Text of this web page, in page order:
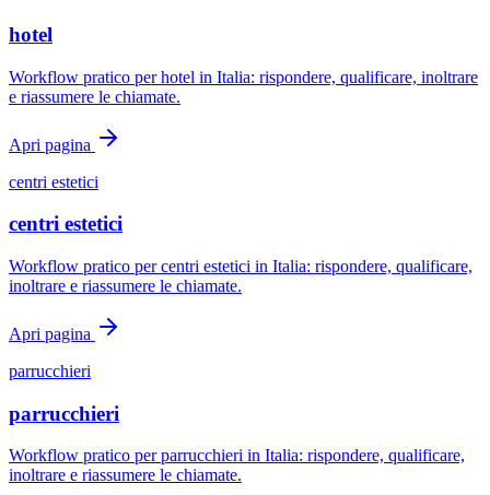
hotel
Workflow pratico per hotel in Italia: rispondere, qualificare, inoltrare
e riassumere le chiamate.
Apri pagina
centri estetici
centri estetici
Workflow pratico per centri estetici in Italia: rispondere, qualificare,
inoltrare e riassumere le chiamate.
Apri pagina
parrucchieri
parrucchieri
Workflow pratico per parrucchieri in Italia: rispondere, qualificare,
inoltrare e riassumere le chiamate.